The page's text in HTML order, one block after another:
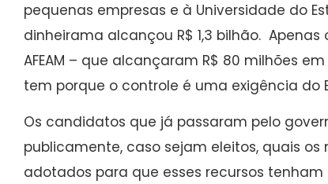
pequenas empresas e à Universidade do
dinheirama alcançou R$ 1,3 bilhão.
AFEAM – que alcançaram R$ 80 milhões
tem porque o controle é uma exigência do
Os candidatos que já passaram pelo
publicamente, caso sejam eleitos, quais
adotados para que esses recursos tenham